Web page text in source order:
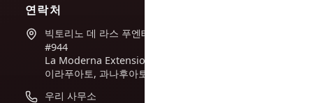
연락처
빅토리노 데 라스 푸엔테스
#944
La Moderna Extension,
이라푸아토, 과나후아토
우리 사무소